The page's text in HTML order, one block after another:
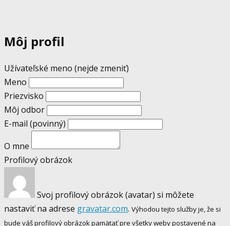
Môj profil
Užívateľské meno (nejde zmeniť)
Meno
Priezvisko
Môj odbor
E-mail (povinný)
O mne
Profilový obrázok
Svoj profilový obrázok (avatar) si môžete
nastaviť na adrese gravatar.com. Výhodou tejto služby je, že si
bude váš profilový obrázok pamätať pre všetky weby postavené na